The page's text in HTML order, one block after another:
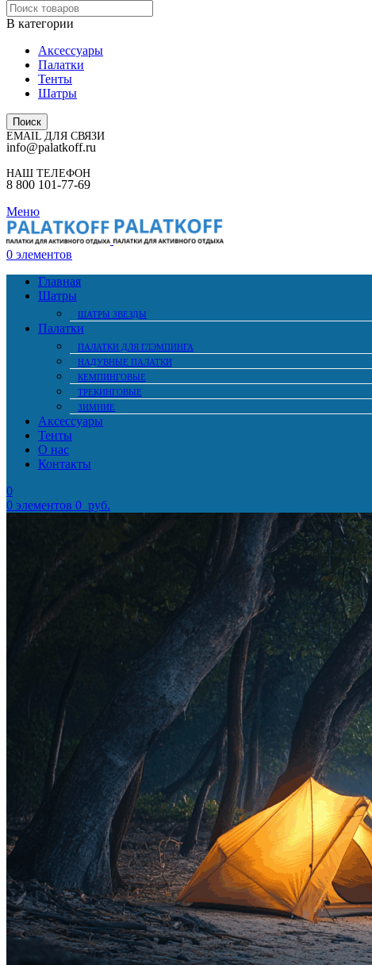
В категории
Аксессуары
Палатки
Тенты
Шатры
Поиск
EMAIL ДЛЯ СВЯЗИ
info@palatkoff.ru
НАШ ТЕЛЕФОН
8 800 101-77-69
Меню
0 элементов
Главная
Шатры
ШАТРЫ ЗВЕЗДЫ
Палатки
ПАЛАТКИ ДЛЯ ГЛЭМПИНГА
НАДУВНЫЕ ПАЛАТКИ
КЕМПИНГОВЫЕ
ТРЕКИНГОВЫЕ
ЗИМНИЕ
Аксессуары
Тенты
О нас
Контакты
0
0 элементов 0 руб.